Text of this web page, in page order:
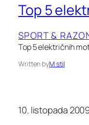
Top 5
SPORT &
Top 5 električnih
Written byM stil
10. listopada